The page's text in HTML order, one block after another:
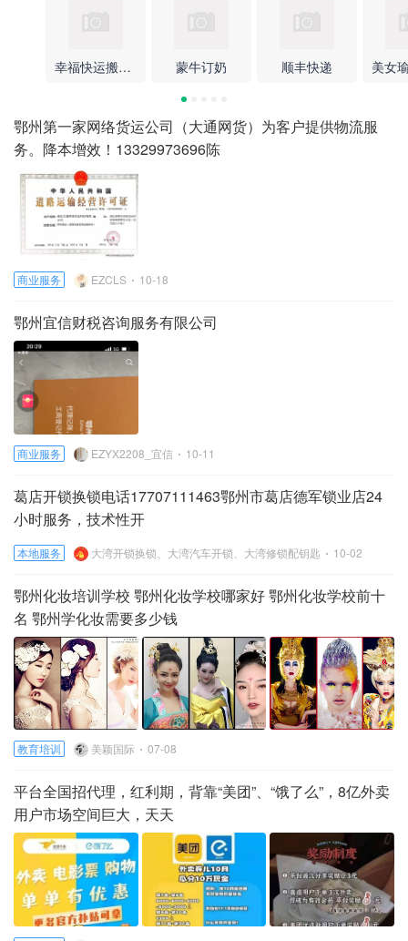
幸福快运搬家公司 蒙牛订奶 顺丰快递
鄂州第一家网络货运公司（大通网货）为客户提供物流服
务。降本增效！13329973696陈
商业服务 EZCLS 10-18
鄂州宜信财税咨询服务有限公司
商业服务 EZYX2208_宜信 10-11
葛店开锁换锁电话17707111463鄂州市葛店德军锁业店24
小时服务，技术性开
本地服务 大湾开锁换锁、大湾汽车开锁、大湾修锁配钥匙 10-02
鄂州化妆培训学校 鄂州化妆学校哪家好 鄂州化妆学校前十
名 鄂州学化妆需要多少钱
教育培训 美颖国际 07-08
平台全国招代理，红利期，背靠“美团”、“饿了么”，8亿外卖
用户市场空间巨大，天天